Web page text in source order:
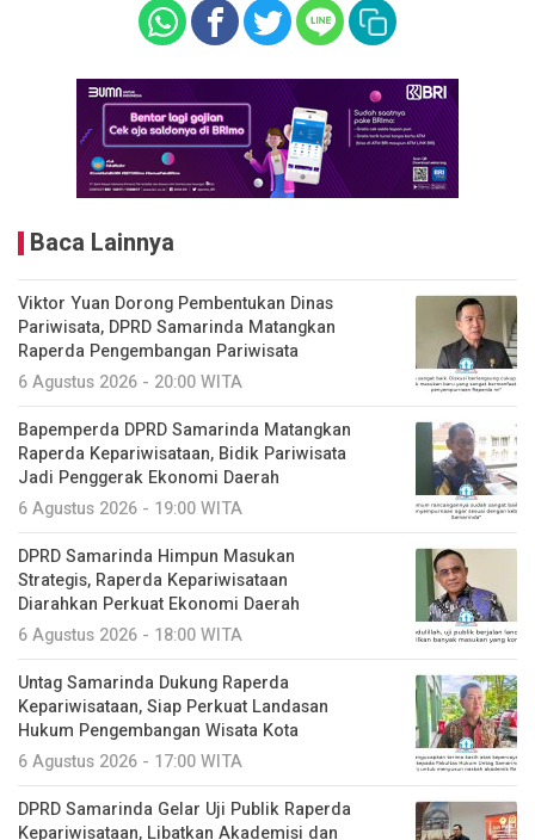
Baca Lainnya
Viktor Yuan Dorong Pembentukan Dinas
Pariwisata, DPRD Samarinda Matangkan
Raperda Pengembangan Pariwisata
6 Agustus 2026 - 20:00 WITA
Bapemperda DPRD Samarinda Matangkan
Raperda Kepariwisataan, Bidik Pariwisata
Jadi Penggerak Ekonomi Daerah
6 Agustus 2026 - 19:00 WITA
DPRD Samarinda Himpun Masukan
Strategis, Raperda Kepariwisataan
Diarahkan Perkuat Ekonomi Daerah
6 Agustus 2026 - 18:00 WITA
Untag Samarinda Dukung Raperda
Kepariwisataan, Siap Perkuat Landasan
Hukum Pengembangan Wisata Kota
6 Agustus 2026 - 17:00 WITA
DPRD Samarinda Gelar Uji Publik Raperda
Kepariwisataan, Libatkan Akademisi dan